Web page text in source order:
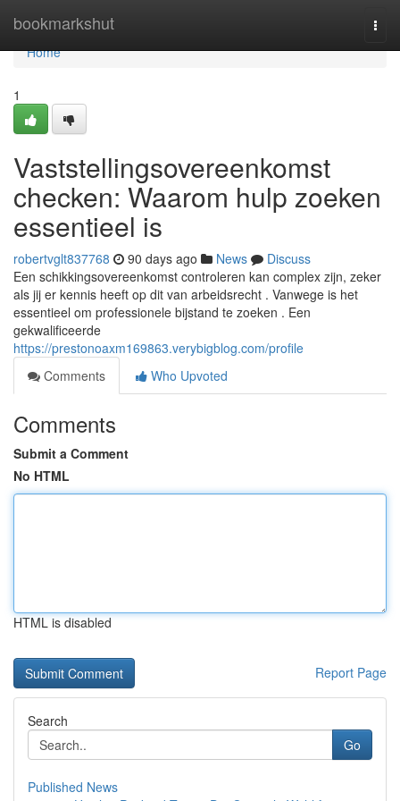
bookmarkshut
Home
Home
1
Vaststellingsovereenkomst
checken: Waarom hulp zoeken
essentieel is
robertvglt837768 90 days ago News
Discuss
Een schikkingsovereenkomst controleren kan complex zijn, zeker
als jij er kennis heeft op dit van arbeidsrecht . Vanwege is het
essentieel om professionele bijstand te zoeken . Een
gekwalificeerde
https://prestonoaxm169863.verybigblog.com/profile
Comments
Who Upvoted
Comments
Submit a Comment
No HTML
HTML is disabled
Report Page
Search
Go
Published News